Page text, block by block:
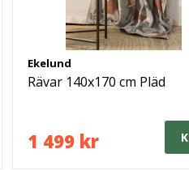
Ekelund
Rävar 140x170 cm Pläd
1 499 kr